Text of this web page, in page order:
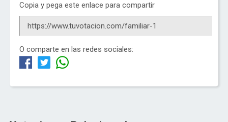
Copia y pega este enlace para compartir
O comparte en las redes sociales: